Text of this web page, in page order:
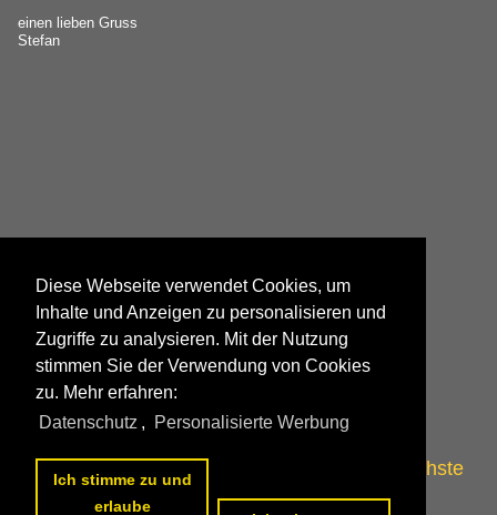
einen lieben Gruss
Stefan
vorherige Seite
nächste
Diese Webseite verwendet Cookies, um
Inhalte und Anzeigen zu personalisieren und
Zugriffe zu analysieren. Mit der Nutzung
stimmen Sie der Verwendung von Cookies
zu. Mehr erfahren:
Datenschutz , Personalisierte Werbung
Ich stimme zu und
erlaube